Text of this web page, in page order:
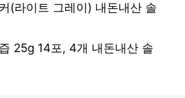
(라이트 그레이) 내돈내산 솔
25g 14포, 4개 내돈내산 솔